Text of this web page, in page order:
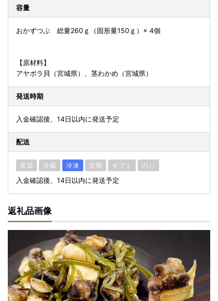
容量
おかずつぶ 総量260ｇ（固形量150ｇ）× 4個
【原材料】
アヤボラ貝（宮城県）、茎わかめ（宮城県）
発送時期
入金確認後、14日以内に発送予定
配送
常温 冷蔵 冷凍 定期 ギフト のし
入金確認後、14日以内に発送予定
返礼品画像